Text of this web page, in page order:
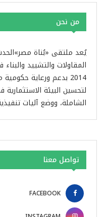
من نحن
يُعد ملتقى «بُناة
المقاولات والتشييد
2014 بدعم ورعاية
لتحسين البيئة
الشاملة، ووضع آليات
تواصل معنا
FACEBOOK